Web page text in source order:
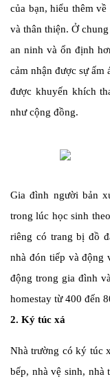
của bạn, hiểu thêm
và thân thiện. Ở
an ninh và ổn định
cảm nhận được sự ấm
được khuyến khích
như cộng đồng.
Gia đình người bản
trong lúc học sinh
riêng có trang bị đồ
nhà đón tiếp và động
động trong gia đình
homestay từ 400 đến
2. Ký túc xá
Nhà trường có ký túc
bếp, nhà vệ sinh, nhà